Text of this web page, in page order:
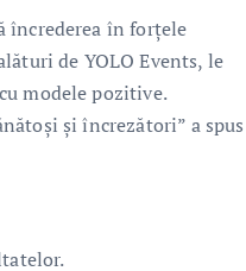
încrederea în forțele
de YOLO Events, le
modele pozitive.
și încrezători” a spus